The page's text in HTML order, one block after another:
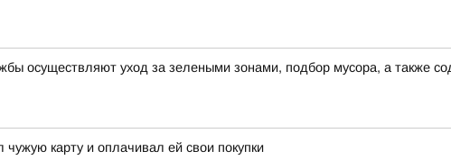
осуществляют уход за зелеными зонами, подбор мусора, а также
карту и оплачивал ей свои покупки